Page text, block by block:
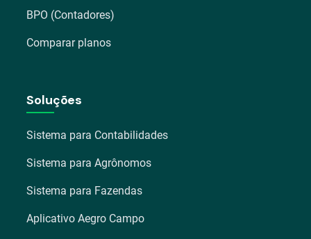
BPO (Contadores)
Comparar planos
Soluções
Sistema para Contabilidades
Sistema para Agrônomos
Sistema para Fazendas
Aplicativo Aegro Campo